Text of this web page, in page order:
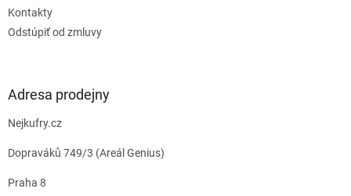
Kontakty
Odstúpiť od zmluvy
Adresa prodejny
Nejkufry.cz
Dopraváků 749/3 (Areál Genius)
Praha 8